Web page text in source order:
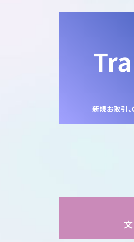
新規お取引